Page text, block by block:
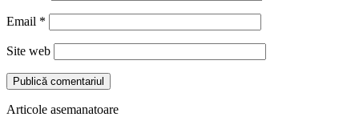
Email *
Site web
Articole asemanatoare